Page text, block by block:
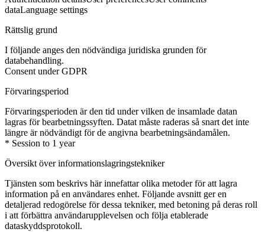
dataLanguage settings
Rättslig grund
I följande anges den nödvändiga juridiska grunden för
databehandling.
Consent under GDPR
Förvaringsperiod
Förvaringsperioden är den tid under vilken de insamlade datan
lagras för bearbetningssyften. Datat måste raderas så snart det inte
längre är nödvändigt för de angivna bearbetningsändamålen.
* Session to 1 year
Översikt över informationslagringstekniker
Tjänsten som beskrivs här innefattar olika metoder för att lagra
information på en användares enhet. Följande avsnitt ger en
detaljerad redogörelse för dessa tekniker, med betoning på deras roll
i att förbättra användarupplevelsen och följa etablerade
dataskyddsprotokoll.